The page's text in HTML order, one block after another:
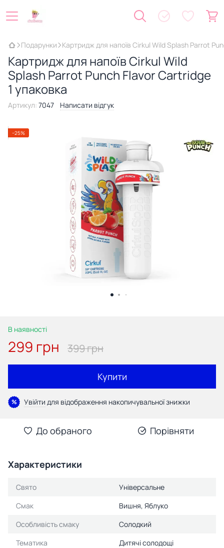
Подарунки Картридж для напоїв Cirkul Wild Splash Parrot
Картридж для напоїв Cirkul Wild
Splash Parrot Punch Flavor Cartridge
1 упаковка
Артикул: 7047 Написати відгук
−25%
В наявності
299 грн 399 грн
Купити
% Увійти для відображення накопичувальної знижки
До обраного Порівняти
Характеристики
Свято
Універсальне
Смак
Вишня, Яблуко
Особливість смаку
Солодкий
Тематика
Дитячі солодощі